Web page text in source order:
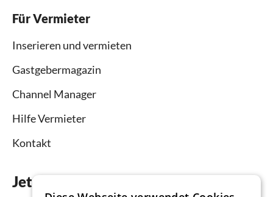
Für Vermieter
Inserieren und vermieten
Gastgebermagazin
Channel Manager
Hilfe Vermieter
Kontakt
Jetzt die App downloaden